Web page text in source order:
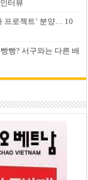
터뷰
프로젝트’ 분양… 10
빵? 서구와는 다른 배